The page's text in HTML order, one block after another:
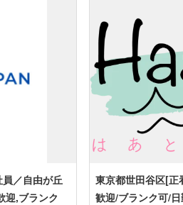
／自由が丘
迎,ブランク
東京都世田谷区[
歓迎/ブランク可/